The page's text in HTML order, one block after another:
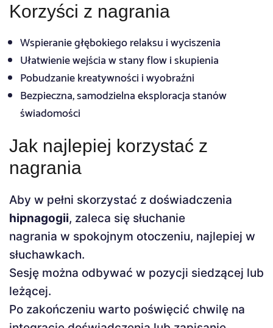
Korzyści z nagrania
Wspieranie głębokiego relaksu i wyciszenia
Ułatwienie wejścia w stany flow i skupienia
Pobudzanie kreatywności i wyobraźni
Bezpieczna, samodzielna eksploracja stanów
świadomości
Jak najlepiej korzystać z
nagrania
Aby w pełni skorzystać z doświadczenia
hipnagogii, zaleca się słuchanie
nagrania w spokojnym otoczeniu, najlepiej w
słuchawkach.
Sesję można odbywać w pozycji siedzącej lub
leżącej.
Po zakończeniu warto poświęcić chwilę na